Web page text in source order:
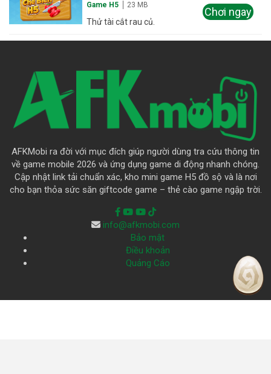
Game H5 23 MB
Thử tài cắt rau củ.
Chơi ngay
AFKMobi ra đời với mục đích giúp người dùng tra cứu thông tin
về game mobile 2026 và ứng dụng game di động nhanh chóng.
Cập nhật link tải chuẩn xác, kho mini game H5 đồ sộ và là nơi
cho bạn thỏa sức săn giftcode game – thẻ cào game ngập trời.
info@afkmobi.com
Bảo mật
Điều khoản
Quảng Cáo